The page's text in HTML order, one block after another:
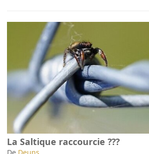
La Saltique raccourcie ???
De Deuns